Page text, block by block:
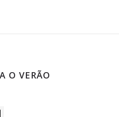
O VERÃO